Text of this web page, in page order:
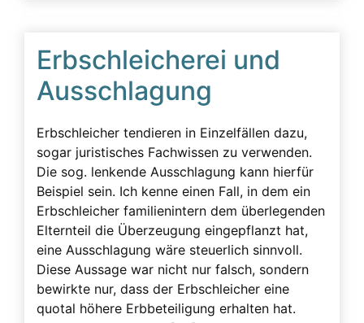
Erbschleicherei und
Ausschlagung
Erbschleicher tendieren in Einzelfällen dazu,
sogar juristisches Fachwissen zu verwenden.
Die sog. lenkende Ausschlagung kann hierfür
Beispiel sein. Ich kenne einen Fall, in dem ein
Erbschleicher familienintern dem überlegenden
Elternteil die Überzeugung eingepflanzt hat,
eine Ausschlagung wäre steuerlich sinnvoll.
Diese Aussage war nicht nur falsch, sondern
bewirkte nur, dass der Erbschleicher eine
quotal höhere Erbbeteiligung erhalten hat.